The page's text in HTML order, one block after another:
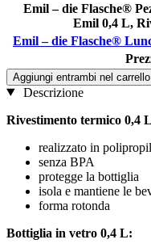
Emil – die Flasche®
Emil 0,4 L,
Emil – die Flasche®
Aggiungi entrambi nel carrello
Descrizione
Rivestimento termico 0,4
realizzato in
senza BPA
protegge la bottiglia
isola e mantiene le
forma rotonda
Bottiglia in vetro 0,4 L: